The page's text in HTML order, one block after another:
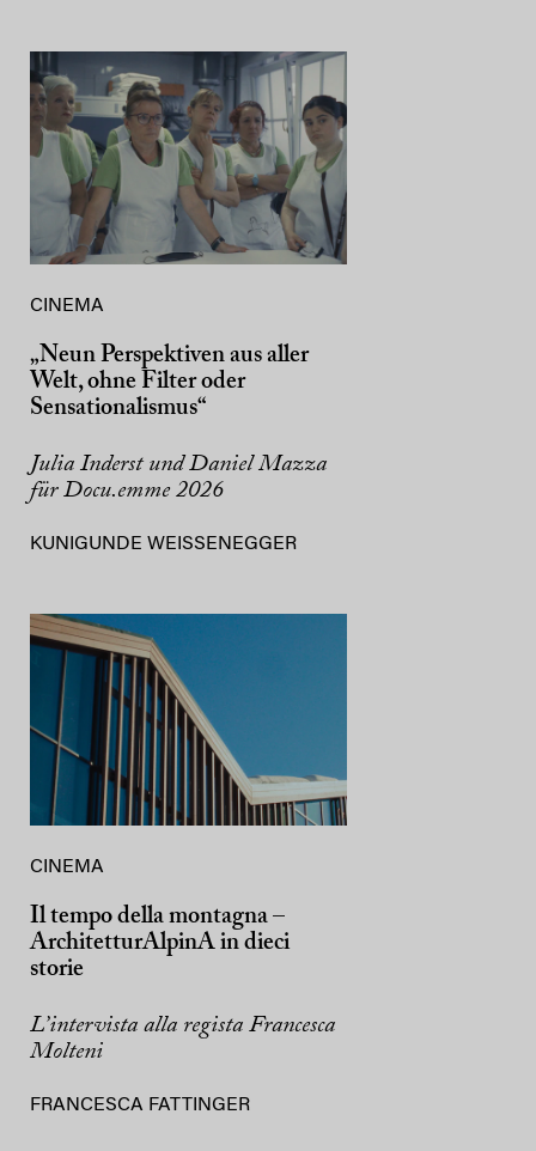
CINEMA
„Neun Perspektiven aus aller
Welt, ohne Filter oder
Sensationalismus“
Julia Inderst und Daniel Mazza
für Docu.emme 2026
KUNIGUNDE WEISSENEGGER
CINEMA
Il tempo della montagna –
ArchitetturAlpinA in dieci
storie
L’intervista alla regista Francesca
Molteni
FRANCESCA FATTINGER